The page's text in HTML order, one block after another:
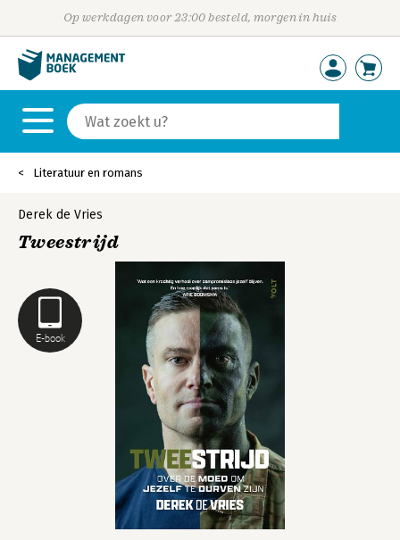
Op werkdagen voor 23:00 besteld, morgen in huis
Literatuur en romans
E-book
Derek de Vries
Tweestrijd